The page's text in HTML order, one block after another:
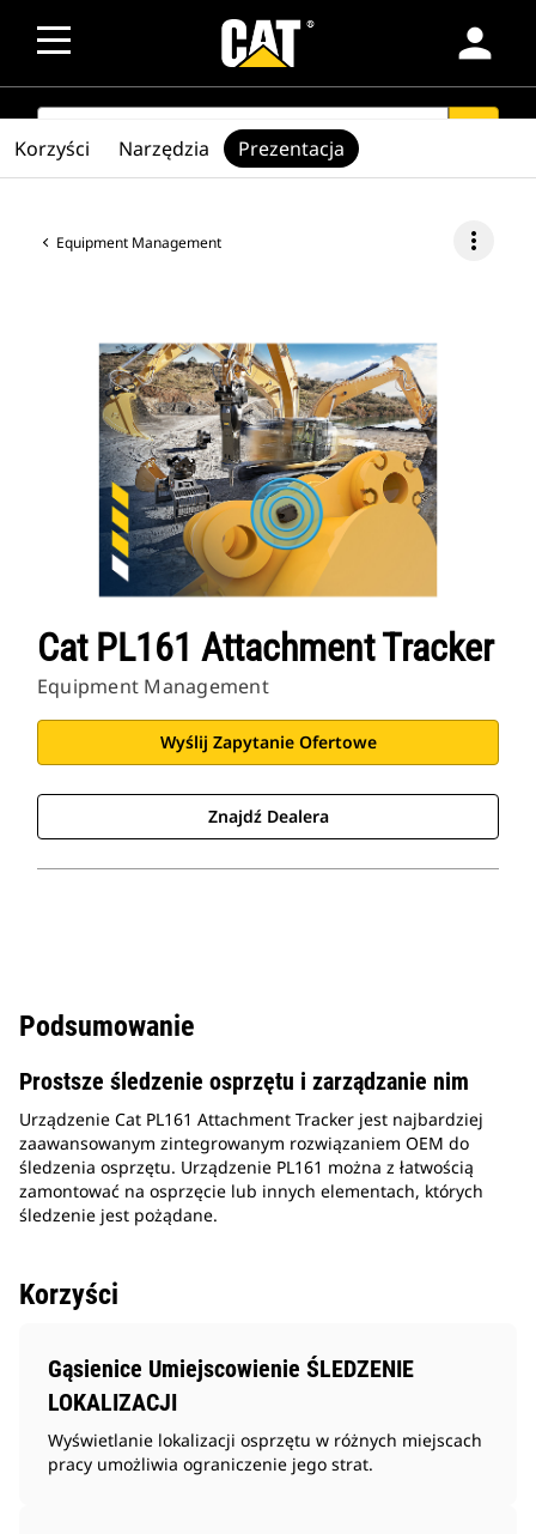
person
SEARCH
Equipment Management more_vert
Cat PL161 Attachment Tracker
Equipment Management
Wyślij Zapytanie Ofertowe
Znajdź Dealera
Korzyści Narzędzia Prezentacja
Podsumowanie
Prostsze śledzenie osprzętu i zarządzanie nim
Urządzenie Cat PL161 Attachment Tracker jest najbardziej
zaawansowanym zintegrowanym rozwiązaniem OEM do
śledzenia osprzętu. Urządzenie PL161 można z łatwością
zamontować na osprzęcie lub innych elementach, których
śledzenie jest pożądane.
Korzyści
Gąsienice Umiejscowienie ŚLEDZENIE
LOKALIZACJI
Wyświetlanie lokalizacji osprzętu w różnych miejscach
pracy umożliwia ograniczenie jego strat.